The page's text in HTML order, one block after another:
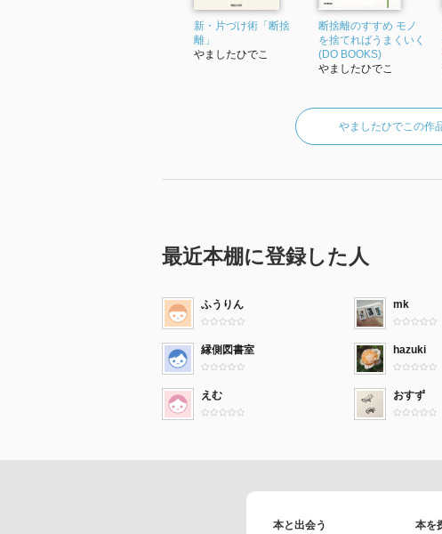
新・片づけ術「断捨
離」
やましたひでこ
断捨離のすすめ モノ
を捨てればうまくいく
(DO BOOKS)
やましたひでこ
やましたひでこの作
最近本棚に登録した人
ふうりん mk
縁側図書室 hazuki
えむ おすず
本と出会う 本を